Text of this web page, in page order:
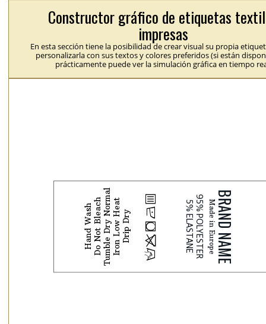
Constructor gráfico de etiquetas
impresas
En esta sección tiene la posibilidad de crear visual su propia
personalizarla con sus textos y colores preferidos (si están
prácticamente puede ver la simulación gráfica en tiempo
Hand WashDo Not BleachTumble Dry NormalIron Low HeatDrip Dry
H
p
j
N
b